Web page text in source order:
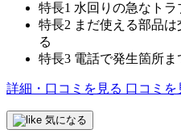
特長1 水回りの急なト
特長2 まだ使える部品
る
特長3 電話で発生箇所
詳細・口コミを見る 口コミを
気になる